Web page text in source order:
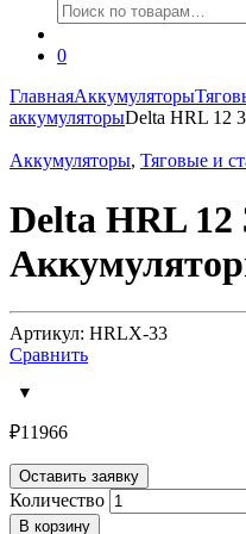
Искать:
0
ГлавнаяАккумуляторы
аккумуляторыDelta HRL 12
Аккумуляторы, Тяговые и
Delta HRL 12
Артикул: HRLX-33
Сравнить
₽11966
Оставить заявку
Количество
В корзину